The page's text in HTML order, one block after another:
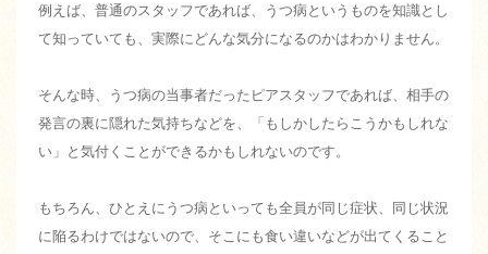
例えば、普通のスタッフであれば、うつ病というものを知識とし
て知っていても、実際にどんな気分になるのかはわかりません。
そんな時、うつ病の当事者だったピアスタッフであれば、相手の
発言の裏に隠れた気持ちなどを、「もしかしたらこうかもしれな
い」と気付くことができるかもしれないのです。
もちろん、ひとえにうつ病といっても全員が同じ症状、同じ状況
に陥るわけではないので、そこにも食い違いなどが出てくること